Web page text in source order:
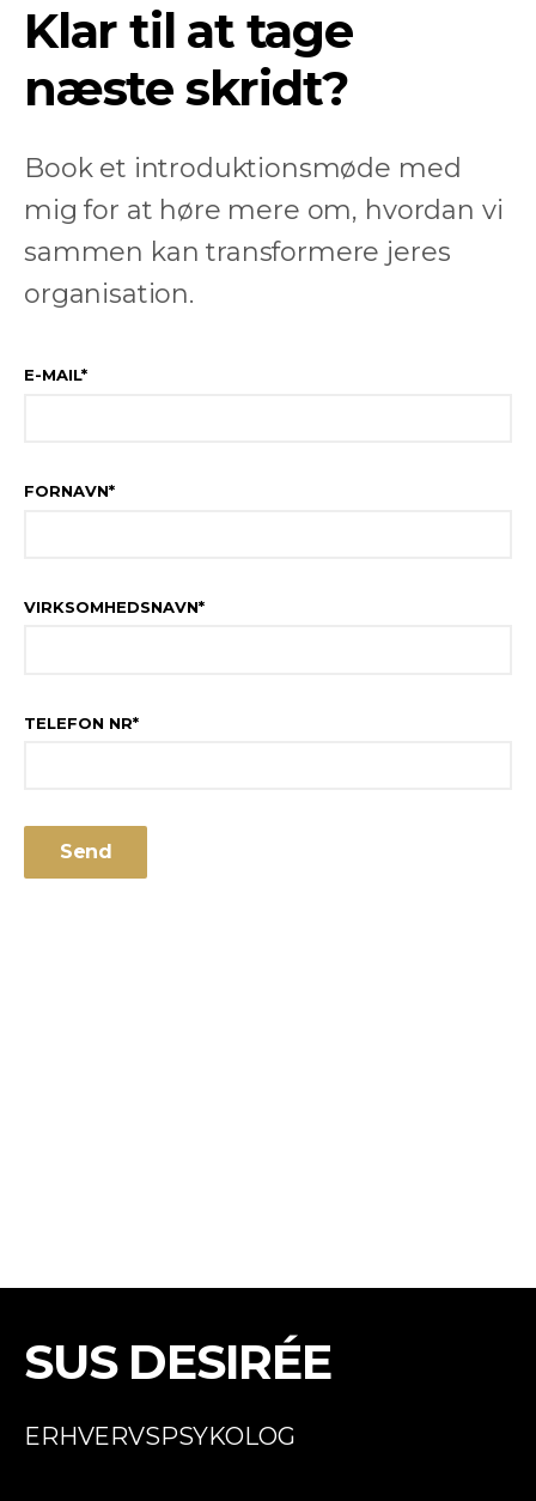
Klar til at tage
næste skridt?
Book et introduktionsmøde med
mig for at høre mere om, hvordan vi
sammen kan transformere jeres
organisation.
E-MAIL*
FORNAVN*
VIRKSOMHEDSNAVN*
TELEFON NR*
SUS DESIRÉE
ERHVERVSPSYKOLOG